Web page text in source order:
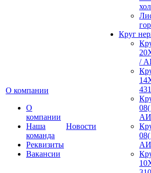
О компании
О
компании
Наша
команда
Реквизиты
Вакансии
Новости
Круг
/
431